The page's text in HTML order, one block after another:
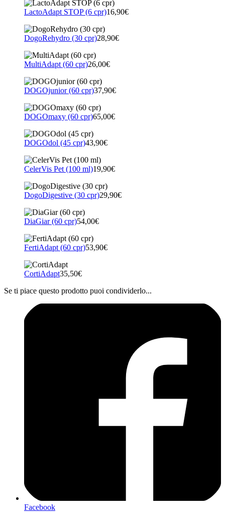
LactoAdapt STOP (6 cpr)16,90€
DogoRehydro (30 cpr)28,90€
MultiAdapt (60 cpr)26,00€
DOGOjunior (60 cpr)37,90€
DOGOmaxy (60 cpr)65,00€
DOGOdol (45 cpr)43,90€
CelerVis Pet (100 ml)19,90€
DogoDigestive (30 cpr)29,90€
DiaGiar (60 cpr)54,00€
FertiAdapt (60 cpr)53,90€
CortiAdapt35,50€
Se ti piace questo prodotto puoi condividerlo...
Facebook